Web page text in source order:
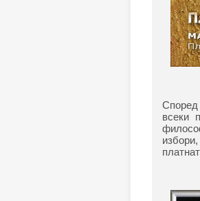
Според
всеки